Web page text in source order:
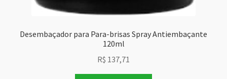
Desembaçador para Para-brisas Spray Antiembaçante
120ml
R$ 137,71